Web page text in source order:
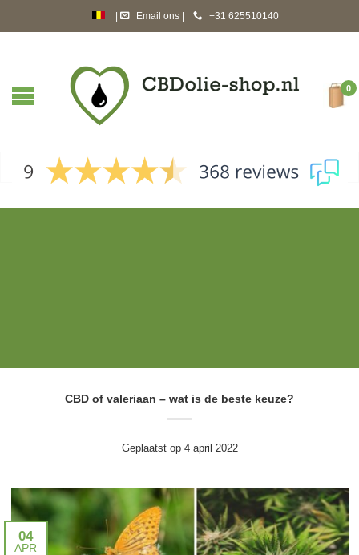
huiledecbd.fr
cbdoil-shop.co.uk
Email ons +31 625510140
0
CBD of valeriaan – wat is de beste keuze?
Geplaatst op 4 april 2022
04
APR